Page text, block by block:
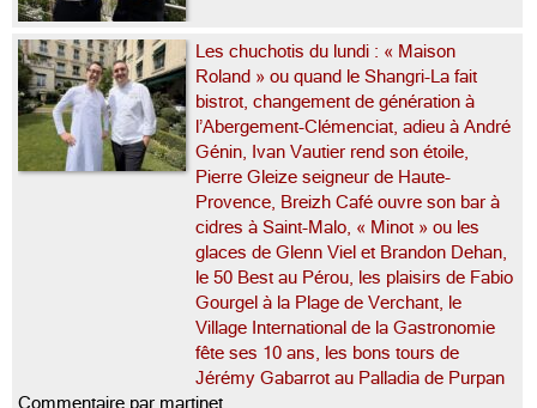
Les chuchotis du lundi : « Maison
Roland » ou quand le Shangri-La fait
bistrot, changement de génération à
l’Abergement-Clémenciat, adieu à André
Génin, Ivan Vautier rend son étoile,
Pierre Gleize seigneur de Haute-
Provence, Breizh Café ouvre son bar à
cidres à Saint-Malo, « Minot » ou les
glaces de Glenn Viel et Brandon Dehan,
le 50 Best au Pérou, les plaisirs de Fabio
Gourgel à la Plage de Verchant, le
Village International de la Gastronomie
fête ses 10 ans, les bons tours de
Jérémy Gabarrot au Palladia de Purpan
Commentaire par martinet